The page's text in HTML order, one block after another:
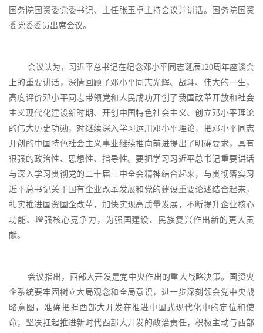
国务院国资委党委书记、主任张玉卓主持会议并讲话。国务院国资
委党委委员出席会议。
会议认为，习近平总书记在纪念邓小平同志诞辰120周年座谈会
上的重要讲话，深情回顾了邓小平同志光辉、战斗、伟大的一生，
高度评价邓小平同志带领党和人民成功开创了我国改革开放和社会
主义现代化建设新时期、开创中国特色社会主义、创立邓小平理论
的伟大历史功勋，对继续深入学习运用邓小平理论，把邓小平同志
开创的中国特色社会主义事业继续推向前进提出了明确要求，具有
很强的政治性、思想性、指导性。要把学习习近平总书记重要讲话
与深入学习贯彻党的二十届三中全会精神结合起来，与贯彻落实习
近平总书记关于国有企业改革发展和党的建设重要论述结合起来，
扎实推进国资国企改革，加快实现高质量发展，不断提升企业核心
功能、增强核心竞争力，为强国建设、民族复兴作出新的更大贡
献。
会议指出，西部大开发是党中央作出的重大战略决策。国资央
企系统要牢固树立大局观念和全局意识，进一步深刻领会党中央战
略意图，准确把握西部大开发在推进中国式现代化中的定位和使
命，坚决扛起推进新时代西部大开发的政治责任，积极主动与西部